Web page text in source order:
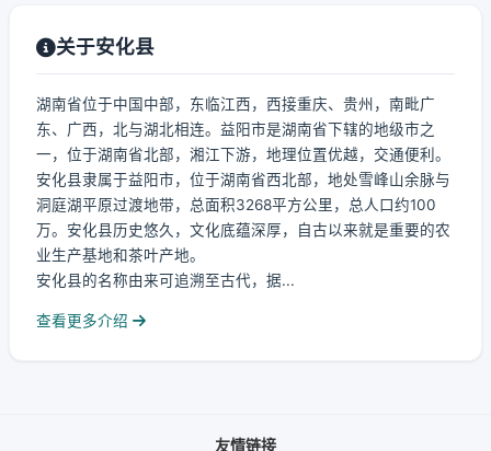
关于安化县
湖南省位于中国中部，东临江西，西接重庆、贵州，南毗广
东、广西，北与湖北相连。益阳市是湖南省下辖的地级市之
一，位于湖南省北部，湘江下游，地理位置优越，交通便利。
安化县隶属于益阳市，位于湖南省西北部，地处雪峰山余脉与
洞庭湖平原过渡地带，总面积3268平方公里，总人口约100
万。安化县历史悠久，文化底蕴深厚，自古以来就是重要的农
业生产基地和茶叶产地。
安化县的名称由来可追溯至古代，据...
查看更多介绍
友情链接